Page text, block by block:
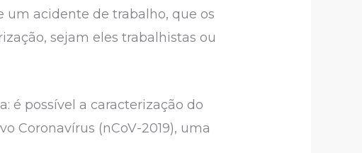
um acidente de trabalho, que os
sejam eles trabalhistas ou
é possível a caracterização do
Coronavírus (nCoV-2019), uma